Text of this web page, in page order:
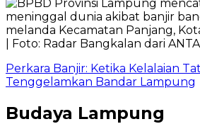
Perkara Banjir: Ketika Kelalaian
Tenggelamkan Bandar Lampung
Budaya Lampung